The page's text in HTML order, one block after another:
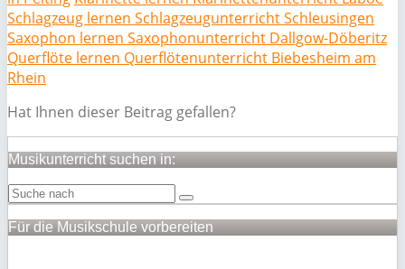
Schlagzeug lernen Schlagzeugunterricht Schleusingen
Saxophon lernen Saxophonunterricht Dallgow-Döberitz
Querflöte lernen Querflötenunterricht Biebesheim am
Rhein
Hat Ihnen dieser Beitrag gefallen?
Musikunterricht suchen in:
Für die Musikschule vorbereiten